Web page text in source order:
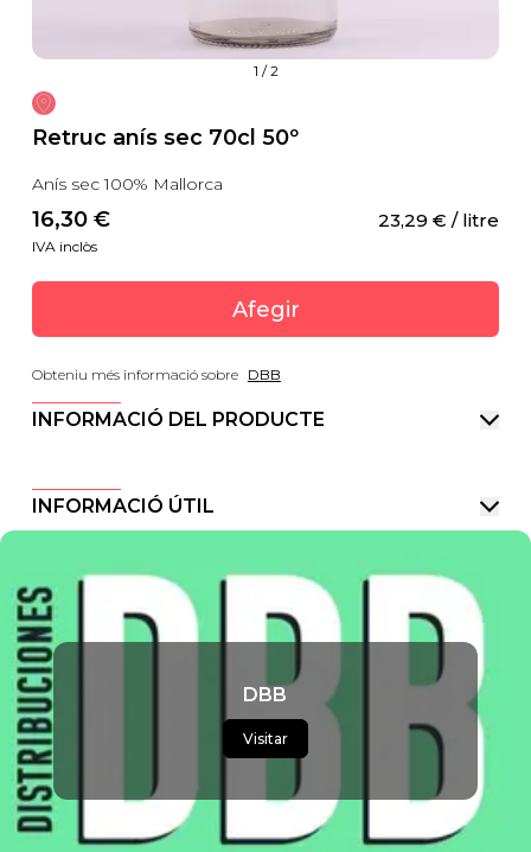
1 /2
Retruc anís sec 70cl 50º
Anís sec 100% Mallorca
16,30 € 23,29 € / litre
IVA inclòs
Afegir
Obteniu més informació sobre DBB
INFORMACIÓ DEL PRODUCTE
INFORMACIÓ ÚTIL
DBB
Visitar